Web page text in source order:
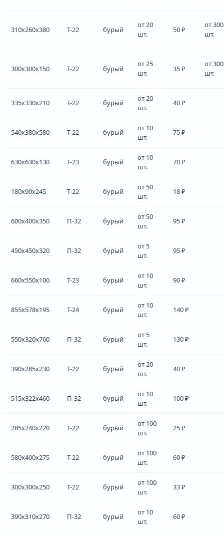
310x260x380 Т-22 бурый
от 20
шт.
50 ₽
от 300
шт.
300x300x150 Т-22 бурый
от 25
шт.
35 ₽
от 300
шт.
335x330x210 Т-22 бурый
от 20
шт.
40 ₽
540x380x580 Т-22 бурый
от 10
шт.
75 ₽
630x630x130 Т-23 бурый
от 10
шт.
70 ₽
180x90x245 Т-22 бурый
от 50
шт.
18 ₽
600x400x350 П-32 бурый
от 50
шт.
95 ₽
450x450x320 П-32 бурый
от 5
шт.
95 ₽
660x550x100 Т-23 бурый
от 10
шт.
90 ₽
855x578x195 Т-24 бурый
от 10
шт.
140 ₽
550x320x760 П-32 бурый
от 5
шт.
130 ₽
390x285x230 Т-22 бурый
от 20
шт.
40 ₽
515x322x460 П-32 бурый
от 10
шт.
100 ₽
285x240x220 Т-22 бурый
от 100
шт.
25 ₽
580x400x275 Т-22 бурый
от 100
шт.
60 ₽
300x300x250 Т-22 бурый
от 100
шт.
33 ₽
390x310x270 П-32 бурый
от 10
шт.
60 ₽